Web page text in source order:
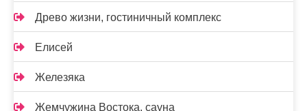
Древо жизни, гостиничный комплекс
Елисей
Железяка
Жемчужина Востока, сауна